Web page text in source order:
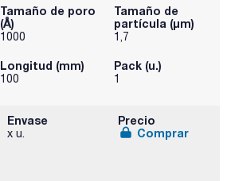
Tamaño de poro
(Å)
1000
Tamaño de
partícula (μm)
1,7
Longitud (mm)
100
Pack (u.)
1
Envase
x u.
Precio
Comprar